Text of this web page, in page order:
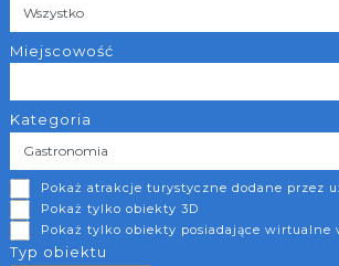
Miejscowość
Kategoria
Pokaż atrakcje turystyczne dodane przez
Pokaż tylko obiekty 3D
Pokaż tylko obiekty posiadające wirtualne
Typ obiektu
Liczba elementów:
Bar Łukowianka
Gaszowice
Bar Łukowianka znajduje się przy głównej